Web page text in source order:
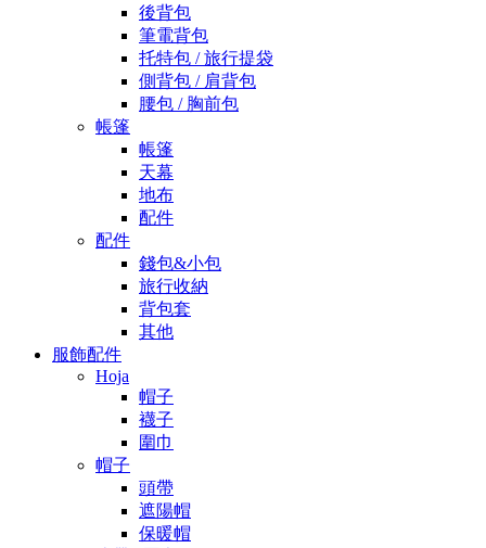
後背包
筆電背包
托特包 / 旅行提袋
側背包 / 肩背包
腰包 / 胸前包
帳篷
帳篷
天幕
地布
配件
配件
錢包&小包
旅行收納
背包套
其他
服飾配件
Hoja
帽子
襪子
圍巾
帽子
頭帶
遮陽帽
保暖帽